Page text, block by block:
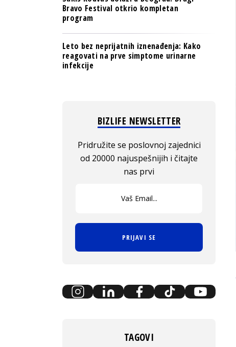
Bravo Festival otkrio kompletan
program
Leto bez neprijatnih iznenađenja: Kako
reagovati na prve simptome urinarne
infekcije
BIZLIFE NEWSLETTER
Pridružite se poslovnoj zajednici
od 20000 najuspešnijih i čitajte
nas prvi
PRIJAVI SE
TAGOVI